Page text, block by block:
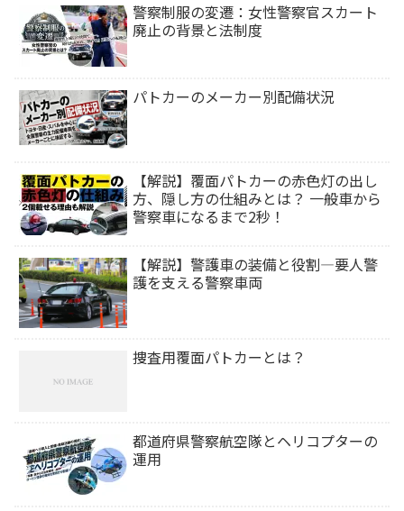
警察制服の変遷：女性警察官スカート
廃止の背景と法制度
パトカーのメーカー別配備状況
【解説】覆面パトカーの赤色灯の出し
方、隠し方の仕組みとは？ 一般車から
警察車になるまで2秒！
【解説】警護車の装備と役割―要人警
護を支える警察車両
捜査用覆面パトカーとは？
都道府県警察航空隊とヘリコプターの
運用